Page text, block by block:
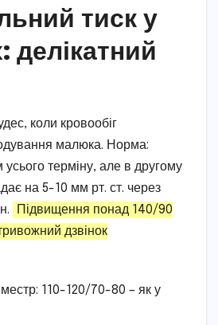
тиск у
делікатний
коли кровообіг
малюка. Норма:
терміну, але в другому
на 5-10 мм рт. ст. через
Підвищення понад 140/90
дзвінок
110-120/70-80 – як у